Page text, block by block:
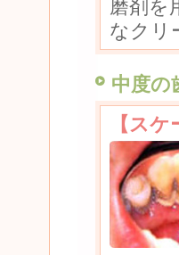
磨剤を
なクリ
中度の
【ス